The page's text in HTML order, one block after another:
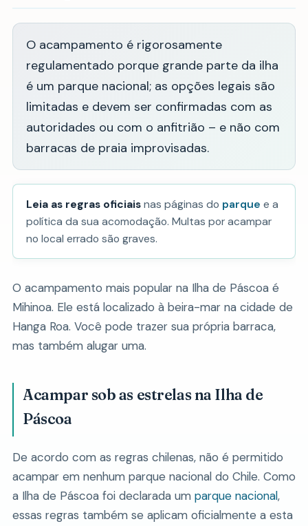
O acampamento é rigorosamente
regulamentado porque grande parte da ilha
é um parque nacional; as opções legais são
limitadas e devem ser confirmadas com as
autoridades ou com o anfitrião – e não com
barracas de praia improvisadas.
Leia as regras oficiaisnas páginas do parque e a
política da sua acomodação. Multas por acampar
no local errado são graves.
O acampamento mais popular na Ilha de Páscoa é
Mihinoa. Ele está localizado à beira-mar na cidade de
Hanga Roa. Você pode trazer sua própria barraca,
mas também alugar uma.
Acampar sob as estrelas na Ilha de
Páscoa
De acordo com as regras chilenas, não é permitido
acampar em nenhum parque nacional do Chile. Como
a Ilha de Páscoa foi declarada um parque nacional,
essas regras também se aplicam oficialmente a esta